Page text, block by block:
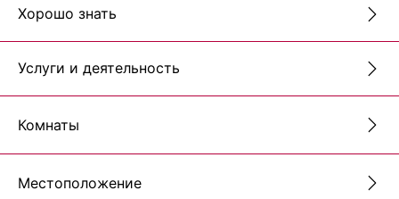
Хорошо знать
Услуги и деятельность
Комнаты
Местоположение